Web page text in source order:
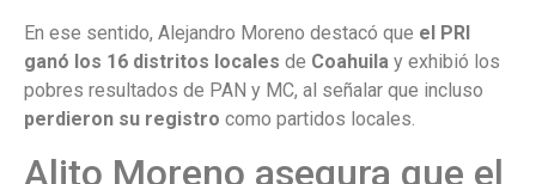
En ese sentido, Alejandro Moreno destacó que el PRI
ganó los 16 distritos locales de Coahuila y exhibió los
pobres resultados de PAN y MC, al señalar que incluso
perdieron su registro como partidos locales.
Alito Moreno asegura que el